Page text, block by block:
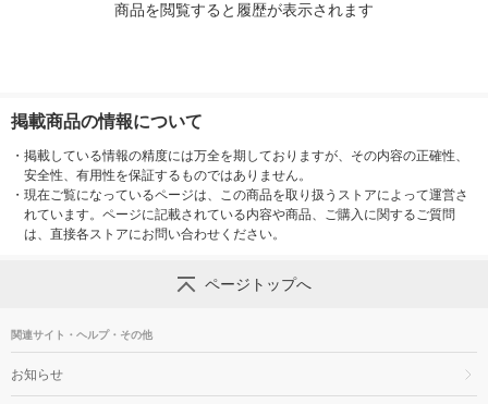
商品を閲覧すると履歴が表示されます
掲載商品の情報について
・ 掲載している情報の精度には万全を期しておりますが、その内容の正確性、
安全性、有用性を保証するものではありません。
・ 現在ご覧になっているページは、この商品を取り扱うストアによって運営さ
れています。ページに記載されている内容や商品、ご購入に関するご質問
は、直接各ストアにお問い合わせください。
ページトップへ
関連サイト・ヘルプ・その他
お知らせ